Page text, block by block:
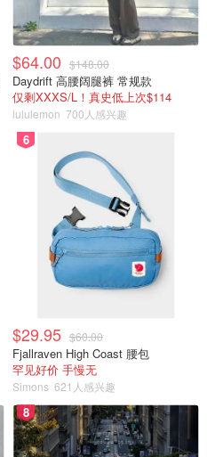
$64.00 $148.00
Daydrift 高腰阔腿裤 常规款
仅剩XXXS/L！真史低上次$114
lululemon 700人感兴趣
6
$29.95 $60.00
Fjallraven High Coast 腰包
罕见好价 手慢无
Simons 621人感兴趣
8